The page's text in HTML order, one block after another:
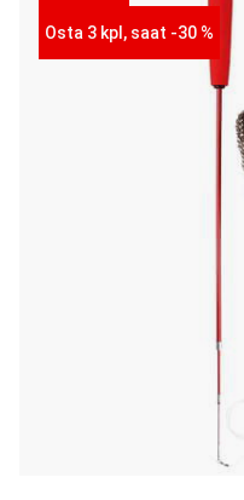
Osta 3 kpl, saat -30 %